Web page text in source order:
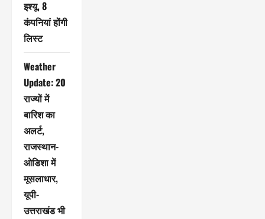
इश्यू, 8
कंपनियां होंगी
लिस्ट
Weather
Update: 20
राज्यों में
बारिश का
अलर्ट,
राजस्थान-
ओडिशा में
मूसलाधार,
यूपी-
उत्तराखंड भी